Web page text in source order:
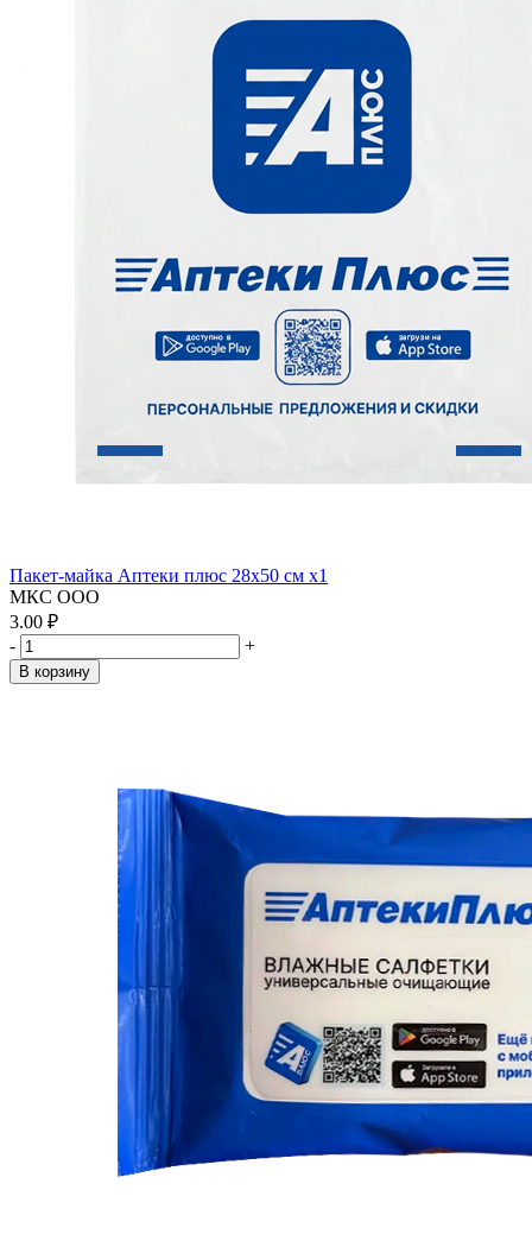
Пакет-майка Аптеки плюс 28х50 см x1
МКС ООО
3.00 ₽
-
+
В корзину